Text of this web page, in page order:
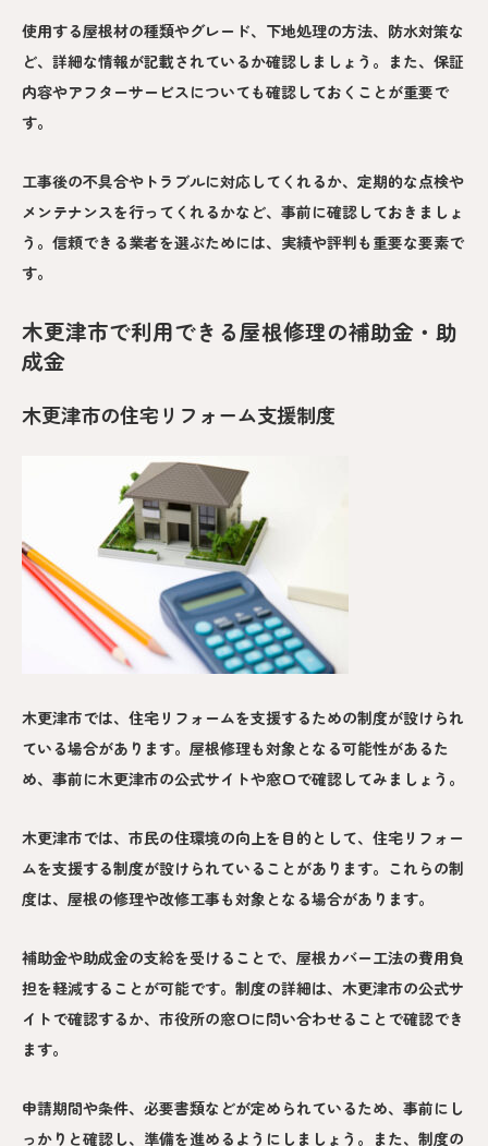
使用する屋根材の種類やグレード、下地処理の方法、防水対策な
ど、詳細な情報が記載されているか確認しましょう。また、保証
内容やアフターサービスについても確認しておくことが重要で
す。
工事後の不具合やトラブルに対応してくれるか、定期的な点検や
メンテナンスを行ってくれるかなど、事前に確認しておきましょ
う。信頼できる業者を選ぶためには、実績や評判も重要な要素で
す。
木更津市で利用できる屋根修理の補助金・助
成金
木更津市の住宅リフォーム支援制度
木更津市では、住宅リフォームを支援するための制度が設けられ
ている場合があります。屋根修理も対象となる可能性があるた
め、事前に木更津市の公式サイトや窓口で確認してみましょう。
木更津市では、市民の住環境の向上を目的として、住宅リフォー
ムを支援する制度が設けられていることがあります。これらの制
度は、屋根の修理や改修工事も対象となる場合があります。
補助金や助成金の支給を受けることで、屋根カバー工法の費用負
担を軽減することが可能です。制度の詳細は、木更津市の公式サ
イトで確認するか、市役所の窓口に問い合わせることで確認でき
ます。
申請期間や条件、必要書類などが定められているため、事前にし
っかりと確認し、準備を進めるようにしましょう。また、制度の